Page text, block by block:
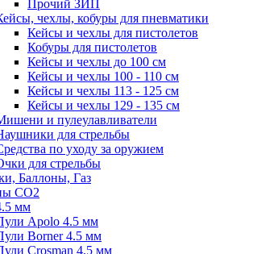
Прочий ЗИП
чехлы, кобуры для пневматики
Кейсы и чехлы для пистолетов
Кобуры для пистолетов
Кейсы и чехлы до 100 см
Кейсы и чехлы 100 - 110 см
Кейсы и чехлы 113 - 125 см
Кейсы и чехлы 129 - 135 см
и пулеулавливатели
для стрельбы
по уходу за оружием
для стрельбы
Баллоны, Газ
CO2
мм
Apolo 4.5 мм
Borner 4.5 мм
Crosman 4.5 мм